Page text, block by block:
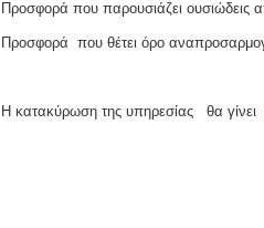
Προσφορά που παρουσιάζει ουσιώδεις
Προσφορά που θέτει όρο
Η κατακύρωση της υπηρεσίας θα